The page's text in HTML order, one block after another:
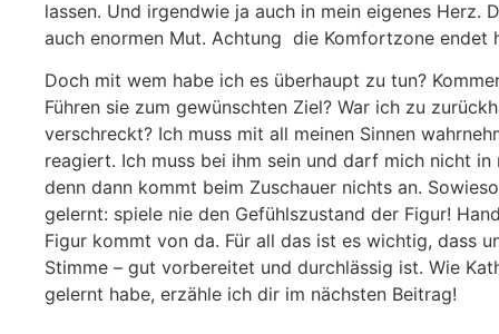
lassen. Und irgendwie ja auch in mein eigenes Herz.
auch enormen Mut. Achtung die Komfortzone endet
Doch mit wem habe ich es überhaupt zu tun?
Führen sie zum gewünschten Ziel? War ich zu
verschreckt? Ich muss mit all meinen Sinnen
reagiert. Ich muss bei ihm sein und darf mich nicht in
denn dann kommt beim Zuschauer nichts an.
gelernt: spiele nie den Gefühlszustand der Figur!
Figur kommt von da. Für all das ist es wichtig, dass
Stimme – gut vorbereitet und durchlässig ist. Wie
gelernt habe, erzähle ich dir im nächsten Beitrag!